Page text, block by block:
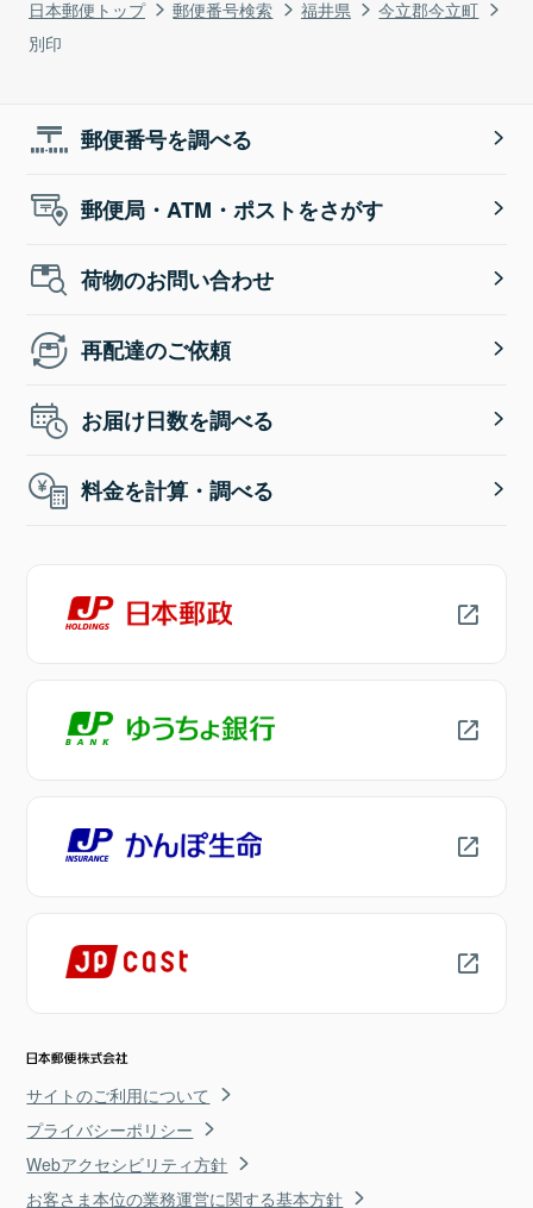
日本郵便トップ 郵便番号検索 福井県
今立郡今立町
別印
郵便番号を調べる
郵便局・ATM・ポストをさがす
荷物のお問い合わせ
再配達のご依頼
お届け日数を調べる
料金を計算・調べる
サイトのご利用について
プライバシーポリシー
Webアクセシビリティ方針
お客さま本位の業務運営に関する基本方針